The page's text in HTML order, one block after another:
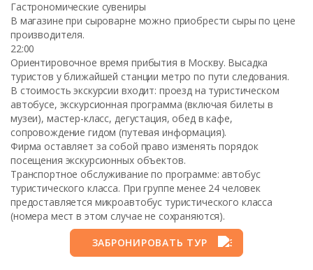
Гастрономические сувениры
В магазине при сыроварне можно приобрести сыры по цене
производителя.
22:00
Ориентировочное время прибытия в Москву. Высадка
туристов у ближайшей станции метро по пути следования.
В стоимость экскурсии входит: проезд на туристическом
автобусе, экскурсионная программа (включая билеты в
музеи), мастер-класс, дегустация, обед в кафе,
сопровождение гидом (путевая информация).
Фирма оставляет за собой право изменять порядок
посещения экскурсионных объектов.
Транспортное обслуживание по программе: автобус
туристического класса. При группе менее 24 человек
предоставляется микроавтобус туристического класса
(номера мест в этом случае не сохраняются).
ЗАБРОНИРОВАТЬ ТУР